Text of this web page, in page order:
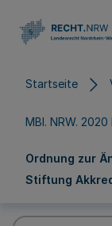
Startseite
MBl. NRW.
Ordnung zur
Stiftung